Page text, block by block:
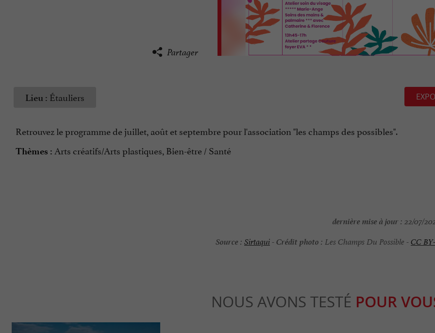
Partager
Lieu : Étauliers
Retrouvez le programme de juillet, août et septembre pour l'association "les champs des possibles".
Thèmes : Arts créatifs/Arts plastiques, Bien-être / Santé
dernière mise à jour : 22/07/
Source : Sirtaqui-Crédit photo : Les Champs Du Possible -CC
NOUS AVONS TESTÉ POUR